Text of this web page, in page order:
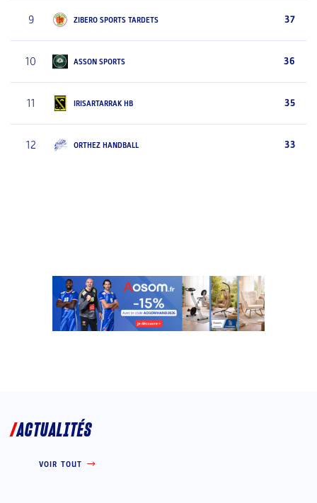
9 ZIBERO SPORTS TARDETS 37
10 ASSON SPORTS 36
11 IRISARTARRAK HB 35
12 ORTHEZ HANDBALL 33
ACTUALITÉS
VOIR TOUT